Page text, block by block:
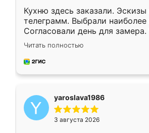
Кухню здесь заказали.
телеграмм. Выбрали
Согласовали день для
недели кухня была уже готова.
довольны работой. Спасибо
мебель за качественную
Читать полностью
yaroslava1986
3 августа 2026